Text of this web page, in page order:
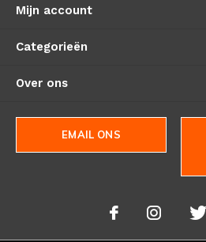
Mijn account
Categorieën
Over ons
EMAIL ONS